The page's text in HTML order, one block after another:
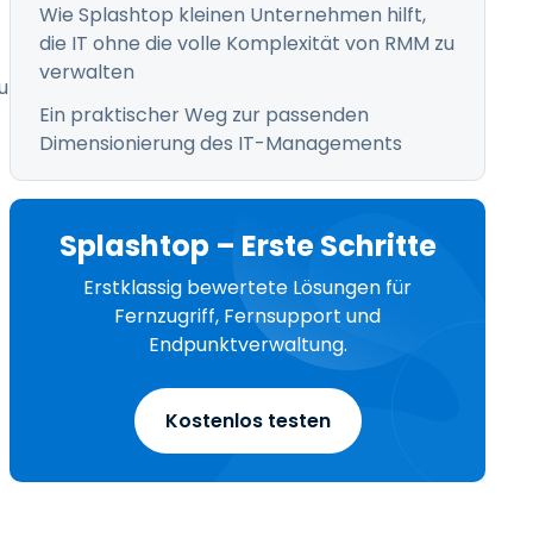
Wie Splashtop kleinen Unternehmen hilft,
die IT ohne die volle Komplexität von RMM zu
verwalten
Ein praktischer Weg zur passenden
Dimensionierung des IT-Managements
Splashtop – Erste Schritte
Erstklassig bewertete Lösungen für
Fernzugriff, Fernsupport und
Endpunktverwaltung.
Kostenlos testen